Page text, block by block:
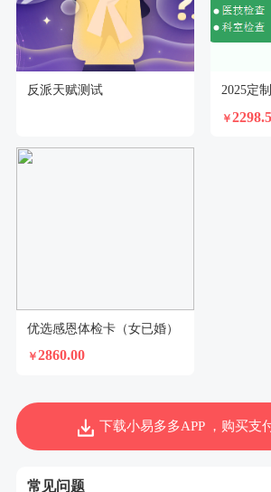
反派天赋测试 2025定
￥
优选感恩体检卡（女已婚）
￥2860.00
下载小易多多APP ，购买支
常见问题